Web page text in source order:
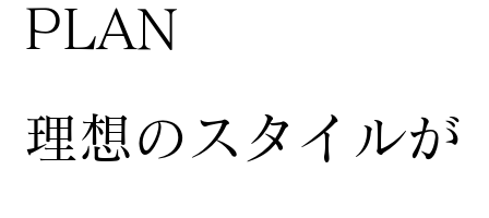
​PLAN
​理想のスタイルが